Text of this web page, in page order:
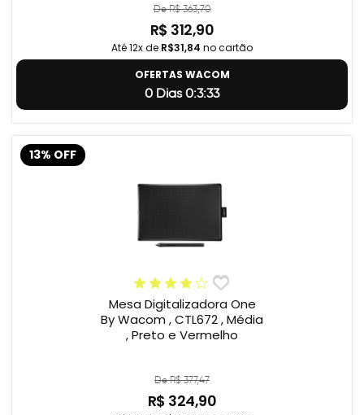
De R$ 363,70
R$ 312,90
Até 12x de R$31,84 no cartão
OFERTAS WACOM
0 Dias 0:3:32
13% OFF
Mesa Digitalizadora One
By Wacom , CTL672 , Média
, Preto e Vermelho
De R$ 377,47
R$ 324,90